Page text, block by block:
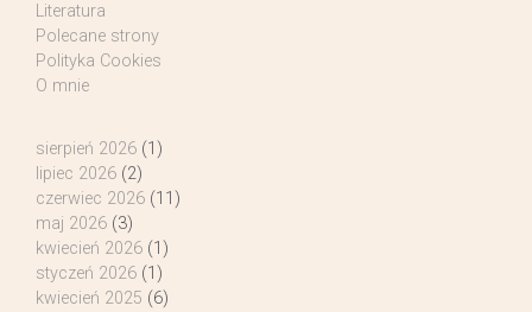
Literatura
Polecane strony
Polityka Cookies
O mnie
sierpień 2026 (1)
lipiec 2026 (2)
czerwiec 2026 (11)
maj 2026 (3)
kwiecień 2026 (1)
styczeń 2026 (1)
kwiecień 2025 (6)